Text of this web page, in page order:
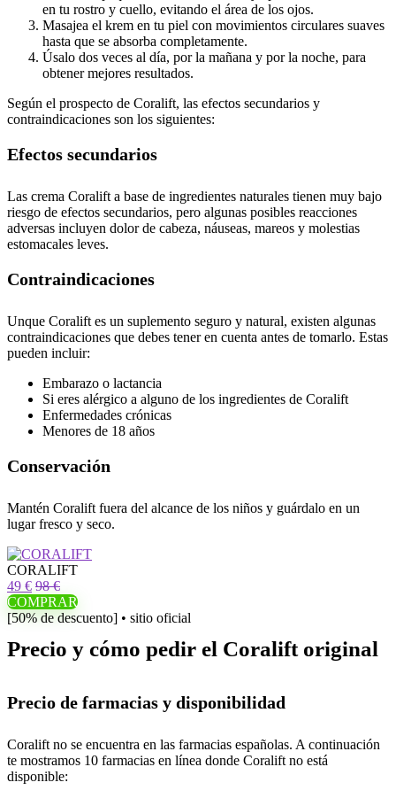
en tu rostro y cuello, evitando el área de los ojos.
Masajea el krem en tu piel con movimientos circulares suaves
hasta que se absorba completamente.
Úsalo dos veces al día, por la mañana y por la noche, para
obtener mejores resultados.
Según el prospecto de Coralift, las efectos secundarios y
contraindicaciones son los siguientes:
Efectos secundarios
Las crema Coralift a base de ingredientes naturales tienen muy bajo
riesgo de efectos secundarios, pero algunas posibles reacciones
adversas incluyen dolor de cabeza, náuseas, mareos y molestias
estomacales leves.
Contraindicaciones
Unque Coralift es un suplemento seguro y natural, existen algunas
contraindicaciones que debes tener en cuenta antes de tomarlo. Estas
pueden incluir:
Embarazo o lactancia
Si eres alérgico a alguno de los ingredientes de Coralift
Enfermedades crónicas
Menores de 18 años
Conservación
Mantén Coralift fuera del alcance de los niños y guárdalo en un
lugar fresco y seco.
CORALIFT
49 € 98 €
COMPRAR
[50% de descuento] • sitio oficial
Precio y cómo pedir el Coralift original
Precio de farmacias y disponibilidad
Coralift no se encuentra en las farmacias españolas. A continuación
te mostramos 10 farmacias en línea donde Coralift no está
disponible: